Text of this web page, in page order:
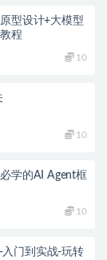
型设计+大模型
程
10
10
学的AI Agent框
10
门到实战-玩转